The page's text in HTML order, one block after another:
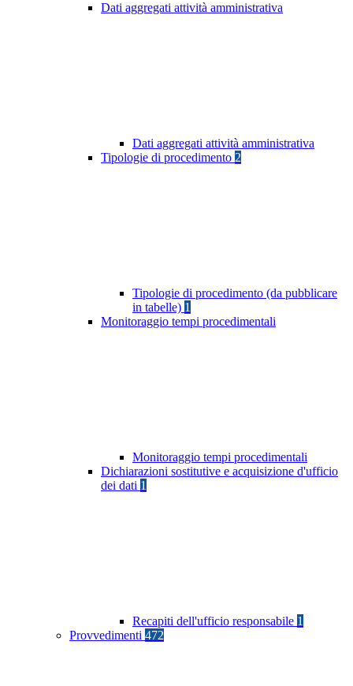
Dati aggregati attività amministrativa
Dati aggregati attività amministrativa
Tipologie di procedimento 2
Tipologie di procedimento (da pubblicare
in tabelle) 1
Monitoraggio tempi procedimentali
Monitoraggio tempi procedimentali
Dichiarazioni sostitutive e acquisizione d'ufficio
dei dati 1
Recapiti dell'ufficio responsabile 1
Provvedimenti 472